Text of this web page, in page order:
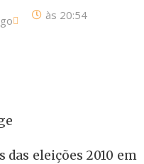
às 20:54
das eleições 2010 em